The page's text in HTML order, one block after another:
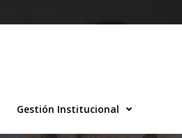
Gestión Institucional